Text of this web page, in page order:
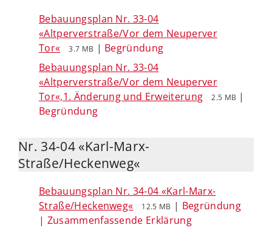
Bebauungsplan Nr. 33-04
«Altperverstraße/Vor dem Neuperver
Tor«
3.7 MB | Begründung
Bebauungsplan Nr. 33-04
«Altperverstraße/Vor dem Neuperver
Tor«,1. Änderung und Erweiterung
2.5 MB |
Begründung
Nr. 34-04 «Karl-Marx-
Straße/Heckenweg«
Bebauungsplan Nr. 34-04 «Karl-Marx-
Straße/Heckenweg«
12.5 MB | Begründung
| Zusammenfassende Erklärung